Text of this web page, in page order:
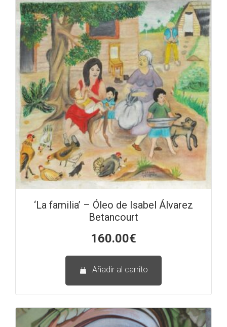
‘La familia’ – Óleo de Isabel Álvarez
Betancourt
160.00€
Añadir al carrito